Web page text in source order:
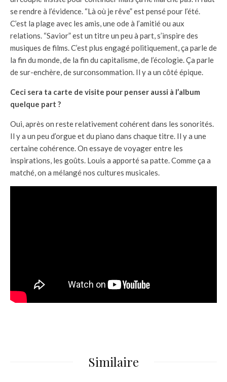
se rendre à l’évidence. “Là où je rêve” est pensé pour l’été.
C’est la plage avec les amis, une ode à l’amitié ou aux
relations. “Savior” est un titre un peu à part, s’inspire des
musiques de films. C’est plus engagé politiquement, ça parle de
la fin du monde, de la fin du capitalisme, de l’écologie. Ça parle
de sur-enchère, de surconsommation. Il y a un côté épique.
Ceci sera ta carte de visite pour penser aussi à l’album
quelque part ?
Oui, après on reste relativement cohérent dans les sonorités.
Il y a un peu d’orgue et du piano dans chaque titre. Il y a une
certaine cohérence. On essaye de voyager entre les
inspirations, les goûts. Louis a apporté sa patte. Comme ça a
matché, on a mélangé nos cultures musicales.
Similaire